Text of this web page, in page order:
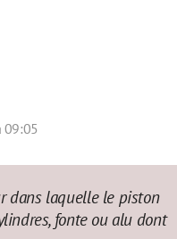
09:05
dans laquelle le piston
fonte ou alu dont